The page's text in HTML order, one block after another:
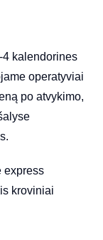
4 kalendorines
operatyviai
po atvykimo,
express
kroviniai